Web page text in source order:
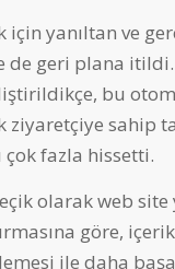
için yanıltan ve
de geri plana
bu
sahip
fazla hissetti.
olarak web
göre,
ile daha